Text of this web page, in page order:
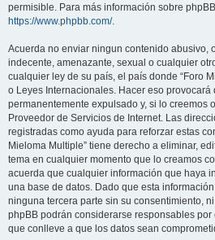
permisible. Para más información sobre
https://www.phpbb.com/.
Acuerda no enviar ningun contenido abusivo,
indecente, amenazante, sexual o cualquier
cualquier ley de su país, el país donde “Foro
o Leyes Internacionales. Hacer eso provocará
permanentemente expulsado y, si lo creemos
Proveedor de Servicios de Internet. Las
registradas como ayuda para reforzar estas
Mieloma Multiple” tiene derecho a eliminar,
tema en cualquier momento que lo creamos
acuerda que cualquier información que haya
una base de datos. Dado que esta
ninguna tercera parte sin su consentimiento,
phpBB podrán considerarse responsables
que conlleve a que los datos sean